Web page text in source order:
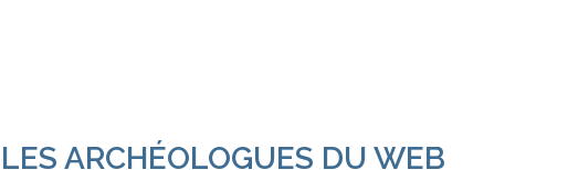
LES ARCHÉOLOGUES DU WEB